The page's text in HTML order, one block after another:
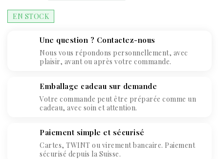
EN STOCK
Une question ? Contactez-nous
Nous vous répondons personnellement, avec
plaisir, avant ou après votre commande.
Emballage cadeau sur demande
Votre commande peut être préparée comme un
cadeau, avec soin et attention.
Paiement simple et sécurisé
Cartes, TWINT ou virement bancaire. Paiement
sécurisé depuis la Suisse.